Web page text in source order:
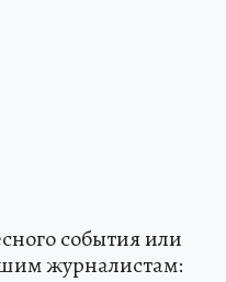
события или
журналистам: